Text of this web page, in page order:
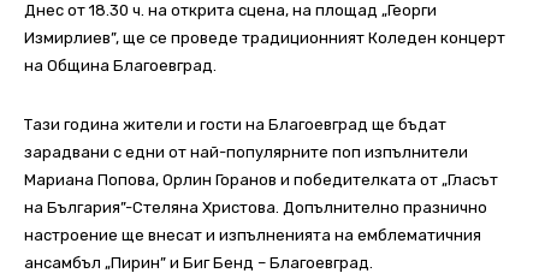
Днес от 18.30 ч. на открита сцена, на площад „Георги
Измирлиев”, ще се проведе традиционният Коледен концерт
на Община Благоевград.
Тази година жители и гости на Благоевград ще бъдат
зарадвани с едни от най-популярните поп изпълнители
Мариана Попова, Орлин Горанов и победителката от „Гласът
на България”-Стеляна Христова. Допълнително празнично
настроение ще внесат и изпълненията на емблематичния
ансамбъл „Пирин” и Биг Бенд – Благоевград.